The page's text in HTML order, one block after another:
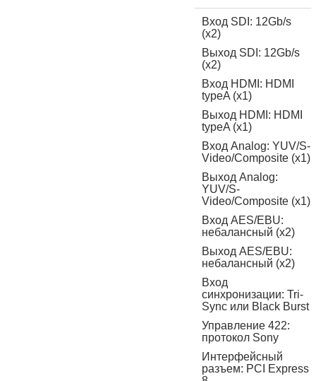
Вход SDI: 12Gb/s
(х2)
Выход SDI: 12Gb/s
(х2)
Вход HDMI: HDMI
typeA (х1)
Выход HDMI: HDMI
typeA (х1)
Вход Analog: YUV/S-
Video/Composite (х1)
Выход Analog:
YUV/S-
Video/Composite (х1)
Вход AES/EBU:
небалансный (х2)
Выход AES/EBU:
небалансный (х2)
Вход
синхронизации: Tri-
Sync или Black Burst
Управление 422:
протокол Sony
Интерфейсный
разъем: PCI Express